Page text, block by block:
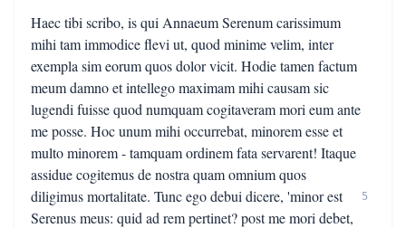
Haec tibi scribo, is qui Annaeum Serenum carissimum
mihi tam immodice flevi ut, quod minime velim, inter
exempla sim eorum quos dolor vicit. Hodie tamen factum
meum damno et intellego maximam mihi causam sic
lugendi fuisse quod numquam cogitaveram mori eum ante
me posse. Hoc unum mihi occurrebat, minorem esse et
multo minorem - tamquam ordinem fata servarent! Itaque
assidue cogitemus de nostra quam omnium quos
diligimus mortalitate. Tunc ego debui dicere, 'minor est
Serenus meus: quid ad rem pertinet? post me mori debet,
5